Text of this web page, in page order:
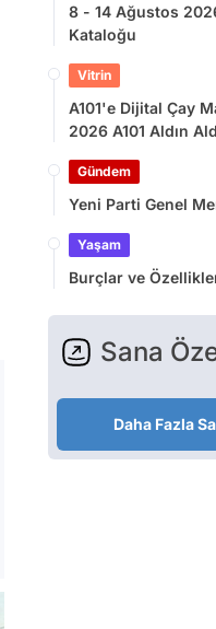
8 - 14 Ağustos 2026
Kataloğu
Vitrin
A101'e Dijital Çay
2026 A101 Aldın
Gündem
Yeni Parti Genel
Yaşam
Burçlar ve
Sana
Daha Fazla